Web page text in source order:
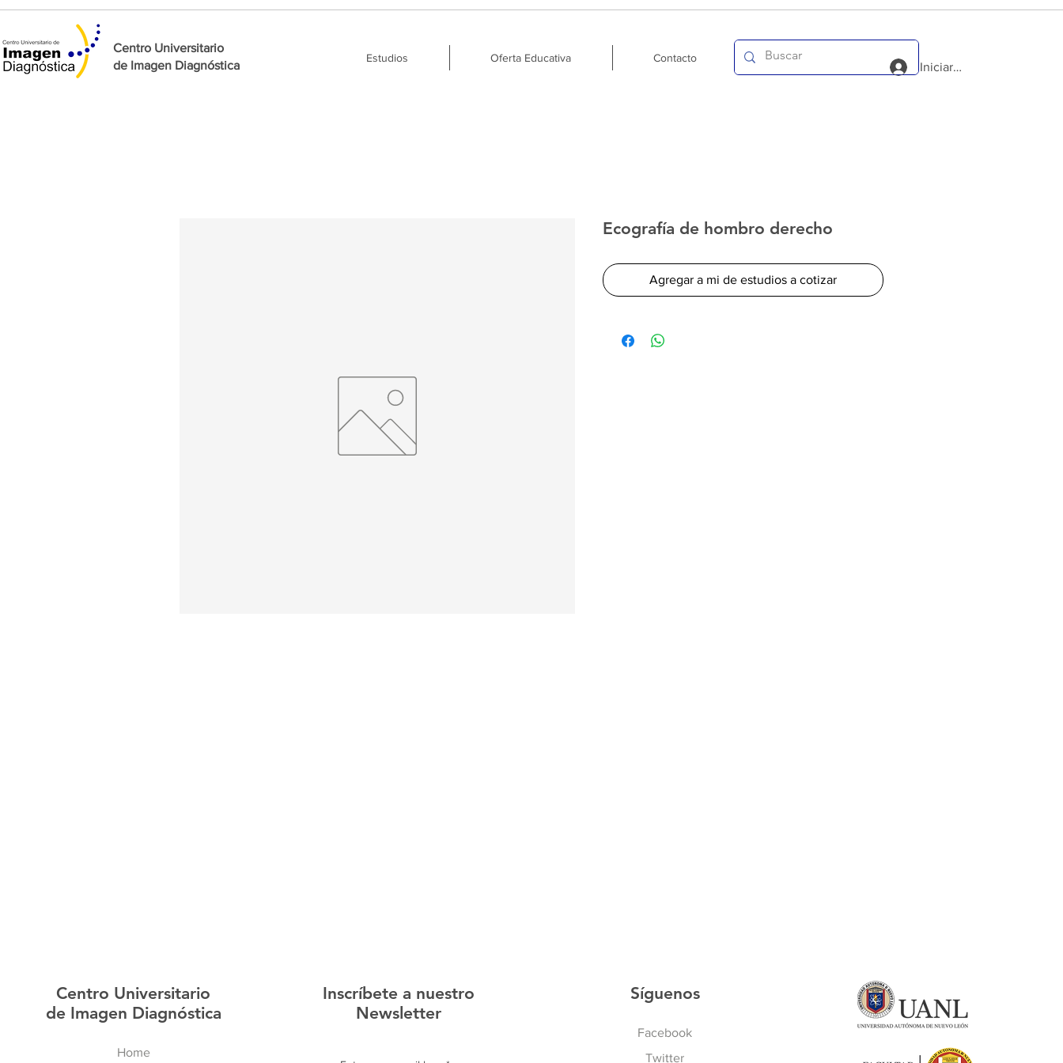
Estudios Oferta Educativa Contacto
Iniciar sesión
Centro Universitario
de Imagen Diagnóstica
Ecografía de hombro derecho
Agregar a mi de estudios a cotizar
Centro Universitario
de Imagen Diagnóstica
Home
Inscríbete a nuestro
Newsletter
Síguenos
Facebook
Twitter